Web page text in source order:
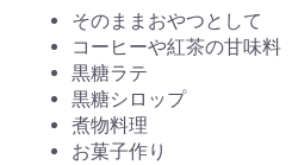
そのままおやつとして
コーヒーや紅茶の甘味料
黒糖ラテ
黒糖シロップ
煮物料理
お菓子作り